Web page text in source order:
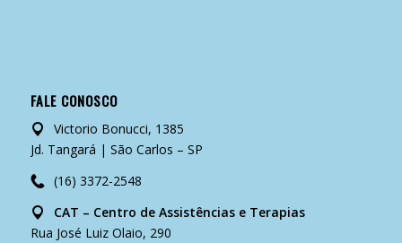
FALE CONOSCO
Victorio Bonucci, 1385
Jd. Tangará | São Carlos – SP
(16) 3372-2548
CAT – Centro de Assistências e Terapias
Rua José Luiz Olaio, 290